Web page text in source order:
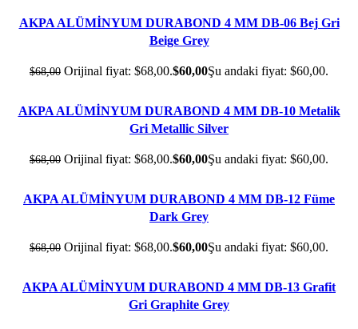
- 12%
AKPA ALÜMİNYUM DURABOND 4 MM DB-06 Bej Gri
Beige Grey
$68,00 Orijinal fiyat: $68,00.$60,00Şu andaki fiyat: $60,00.
- 12%
AKPA ALÜMİNYUM DURABOND 4 MM DB-10 Metalik
Gri Metallic Silver
$68,00 Orijinal fiyat: $68,00.$60,00Şu andaki fiyat: $60,00.
- 12%
AKPA ALÜMİNYUM DURABOND 4 MM DB-12 Füme
Dark Grey
$68,00 Orijinal fiyat: $68,00.$60,00Şu andaki fiyat: $60,00.
- 12%
AKPA ALÜMİNYUM DURABOND 4 MM DB-13 Grafit
Gri Graphite Grey